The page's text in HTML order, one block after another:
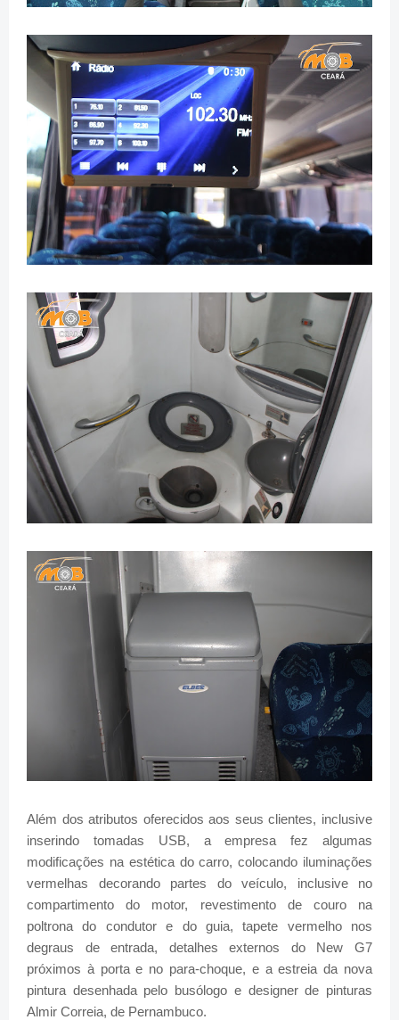
Além dos atributos oferecidos aos seus clientes, inclusive
inserindo tomadas USB, a empresa fez algumas
modificações na estética do carro, colocando iluminações
vermelhas decorando partes do veículo, inclusive no
compartimento do motor, revestimento de couro na
poltrona do condutor e do guia, tapete vermelho nos
degraus de entrada, detalhes externos do New G7
próximos à porta e no para-choque, e a estreia da nova
pintura desenhada pelo busólogo e designer de pinturas
Almir Correia, de Pernambuco.